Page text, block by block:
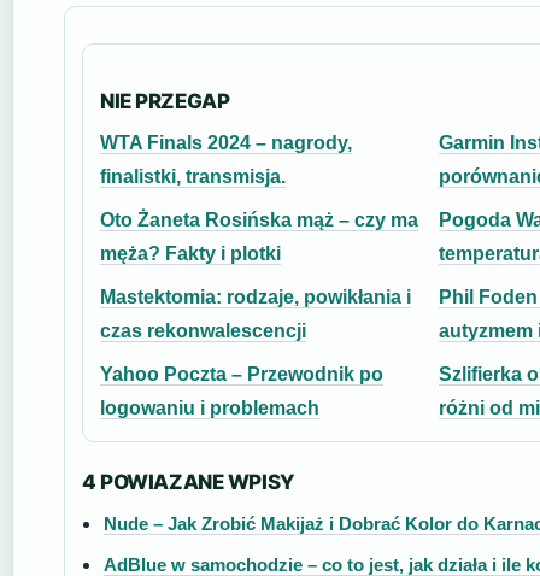
NIE PRZEGAP
WTA Finals 2024 – nagrody,
finalistki, transmisja.
Garmin
Oto Żaneta Rosińska mąż – czy ma
męża? Fakty i plotki
Pogoda
Mastektomia: rodzaje, powikłania i
czas rekonwalescencji
Phil
autyzmem
Yahoo Poczta – Przewodnik po
logowaniu i problemach
Szlifierka
różni od
4 POWIAZANE WPISY
Nude – Jak Zrobić Makijaż i Dobrać Kolor do
AdBlue w samochodzie – co to jest, jak działa i ile